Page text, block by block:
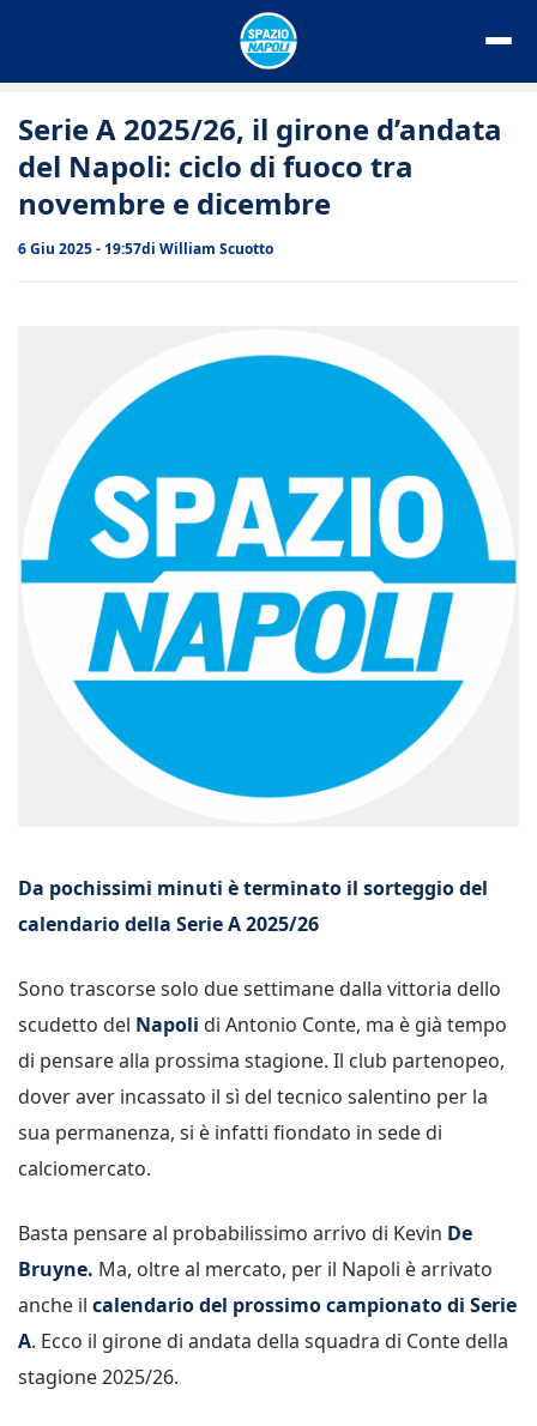
Serie A 2025/26, il girone d’andata
del Napoli: ciclo di fuoco tra
novembre e dicembre
6 Giu 2025 - 19:57di William Scuotto
Da pochissimi minuti è terminato il sorteggio del
calendario della Serie A 2025/26
Sono trascorse solo due settimane dalla vittoria dello
scudetto del Napoli di Antonio Conte, ma è già tempo
di pensare alla prossima stagione. Il club partenopeo,
dover aver incassato il sì del tecnico salentino per la
sua permanenza, si è infatti fiondato in sede di
calciomercato.
Basta pensare al probabilissimo arrivo di Kevin De
Bruyne. Ma, oltre al mercato, per il Napoli è arrivato
anche il calendario del prossimo campionato di Serie
A. Ecco il girone di andata della squadra di Conte della
stagione 2025/26.